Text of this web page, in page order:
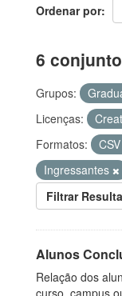
Ordenar por
6
Grupos:
Licenças:
Formatos:
CSV
Ingressantes
Filtrar
Alunos
Relação dos
curso, campus